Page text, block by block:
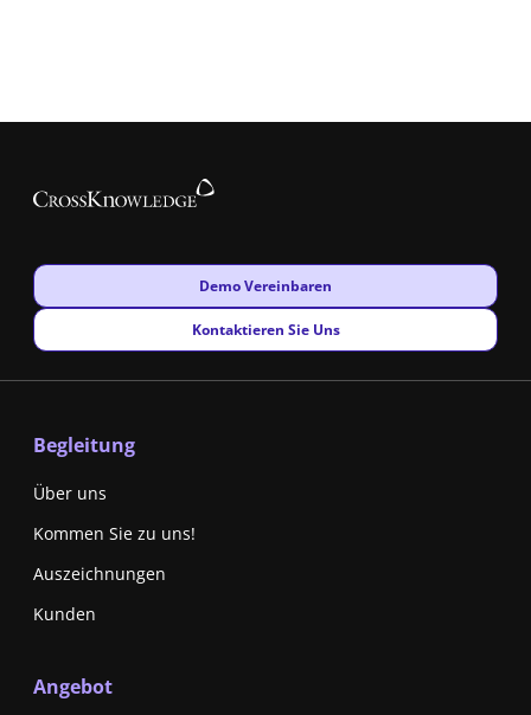
New window
Demo Vereinbaren
New window
Kontaktieren Sie Uns
Begleitung
Über uns
Kommen Sie zu uns!
Auszeichnungen
Kunden
Angebot